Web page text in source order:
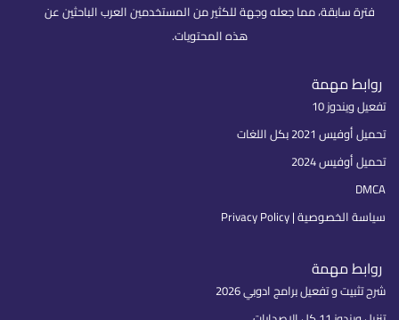
فترة سابقة، مما جعله وجهة للكثير من المستخدمين العرب الباحثين عن
هذه المحتويات.
روابط مهمة
تفعيل ويندوز 10
تحميل أوفيس 2021 بكل اللغات
تحميل أوفيس 2024
DMCA
سياسة الخصوصية | Privacy Policy
روابط مهمة
شرح تثبيت و تفعيل برامج ادوبي 2026